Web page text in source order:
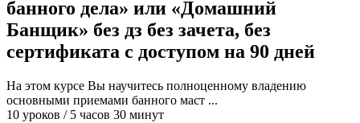
банного дела» или «Домашний
Банщик» без дз без зачета, без
сертификата с доступом на 90 дней
На этом курсе Вы научитесь полноценному владению
основными приемами банного маст ...
10 уроков / 5 часов 30 минут